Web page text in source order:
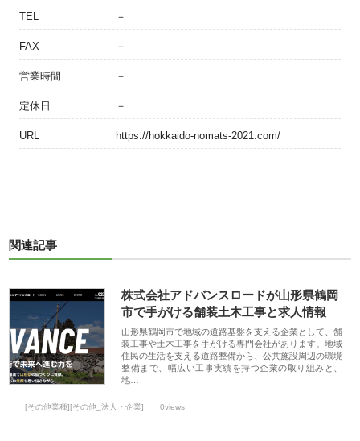
TEL －
FAX －
営業時間 －
定休日 －
URL https://hokkaido-nomats-2021.com/
関連記事
株式会社アドバンスロードが山形県鶴岡
市で手がける舗装土木工事と求人情報
山形県鶴岡市で地域の道路基盤を支える企業として、舗
装工事や土木工事を手がける専門会社があります。地域
住民の生活を支える道路整備から、公共施設周辺の環境
整備まで、幅広い工事実績を持つ企業の取り組みと、
地…
[その他業種][その他_法人・企業] 0views